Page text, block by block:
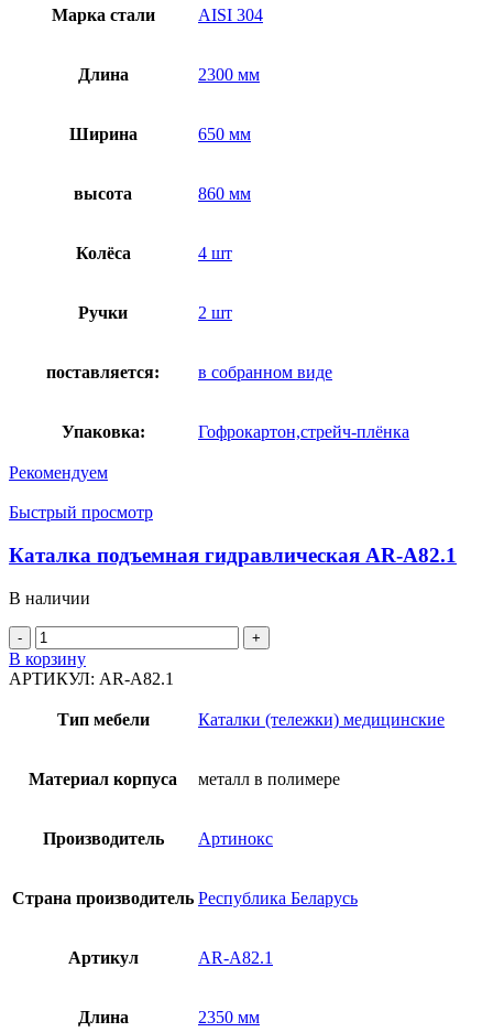
Марка стали AISI 304
Длина 2300 мм
Ширина 650 мм
высота 860 мм
Колёса 4 шт
Ручки 2 шт
поставляется: в собранном виде
Упаковка: Гофрокартон,стрейч-плёнка
Рекомендуем
Быстрый просмотр
Каталка подъемная гидравлическая AR-A82.1
В наличии
Количество
товара
Каталка
гидравлическая
В корзину
АРТИКУЛ: AR-A82.1
Тип мебели Каталки (тележки) медицинские
Материал корпуса металл в полимере
Производитель Артинокс
Страна производитель Республика Беларусь
Артикул AR-A82.1
Длина 2350 мм